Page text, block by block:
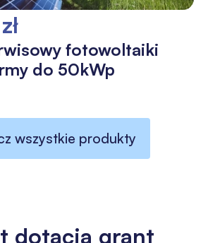
fotowoltaiki
do 50kWp
wszystkie produkty
dotacja grant